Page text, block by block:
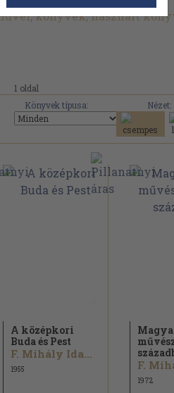
könyvek, használt
1 oldal
Könyvek típusa:
Nézet:
A középkori
Buda és Pest
F. Mihály Ida...
1955 F.
1972